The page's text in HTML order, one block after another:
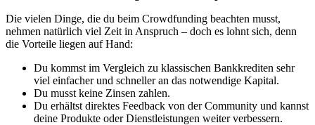
Die vielen Dinge, die du beim Crowdfunding beachten musst,
nehmen natürlich viel Zeit in Anspruch – doch es lohnt sich, denn
die Vorteile liegen auf Hand:
Du kommst im Vergleich zu klassischen Bankkrediten sehr
viel einfacher und schneller an das notwendige Kapital.
Du musst keine Zinsen zahlen.
Du erhältst direktes Feedback von der Community und kannst
deine Produkte oder Dienstleistungen weiter verbessern.